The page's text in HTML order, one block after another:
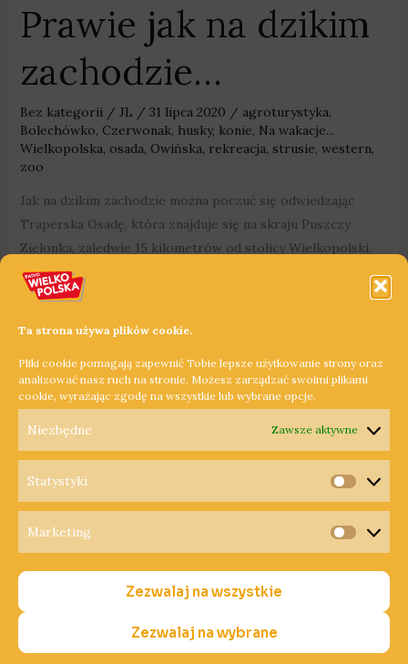
Ta strona używa plików cookie.
Pliki cookie pomagają zapewnić Tobie lepsze użytkowanie strony oraz
analizować nasz ruch na stronie. Możesz zarządzać swoimi plikami
cookie, wyrażając zgodę na wszystkie lub wybrane opcje.
Niezbędne Zawsze aktywne
Statystyki
Marketing
Zezwalaj na wszystkie
Zezwalaj na wybrane
Prawie jak na dzikim
zachodzie…
Bez kategorii/ JL / 31 lipca 2020 / agroturystyka,
Bolechówko, Czerwonak, husky, konie, Na wakacje...
Wielkopolska, osada, Owińska, rekreacja, strusie, western,
zoo
Jak na dzikim zachodzie można poczuć się odwiedzając
Traperska Osadę, która znajduje się na skraju Puszczy
Zielonka, zaledwie 15 kilometrów od stolicy Wielkopolski.
Można tutaj pojeździć konno, a także psimi zaprzęgami
ciągniętymi przez Husky. Noc spędzimy w indiańskim
otrzymamy jajecznicę ze strusiego jaja, które wykarmi aż 25
osób.
Dowiedz się więcej »
Polityka Cookies